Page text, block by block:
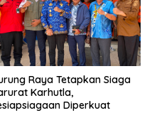
Raya Tetapkan Siaga
Karhutla,
Diperkuat